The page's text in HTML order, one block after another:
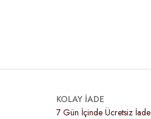
KOLAY İADE
7 Gün İçinde Ücretsiz İade